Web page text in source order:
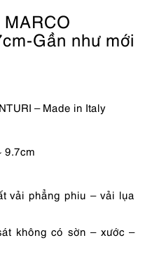
Gần như mới
₫.
– Made in Italy
9.7cm
vải phẳng phiu – vải lụa
không có sờn – xước –